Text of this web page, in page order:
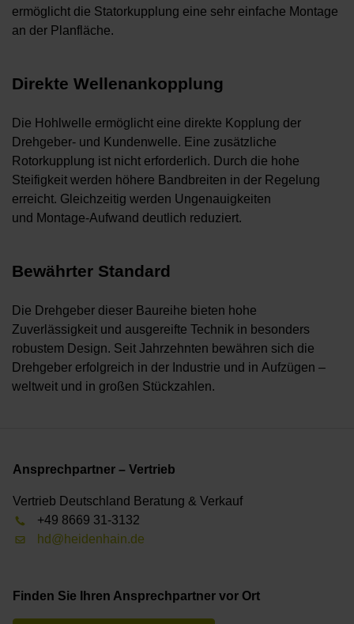
ermöglicht die Statorkupplung eine sehr einfache Montage
an der Planfläche.
Direkte Wellenankopplung
Die Hohlwelle ermöglicht eine direkte Kopplung der
Drehgeber- und Kundenwelle. Eine zusätzliche
Rotorkupplung ist nicht erforderlich. Durch die hohe
Steifigkeit werden höhere Bandbreiten in der Regelung
erreicht. Gleichzeitig werden Ungenauigkeiten
und Montage-Aufwand deutlich reduziert.
Bewährter Standard
Die Drehgeber dieser Baureihe bieten hohe
Zuverlässigkeit und ausgereifte Technik in besonders
robustem Design. Seit Jahrzehnten bewähren sich die
Drehgeber erfolgreich in der Industrie und in Aufzügen –
weltweit und in großen Stückzahlen.
Ansprechpartner – Vertrieb
Vertrieb Deutschland Beratung & Verkauf
+49 8669 31-3132
hd@heidenhain.de
Finden Sie Ihren Ansprechpartner vor Ort